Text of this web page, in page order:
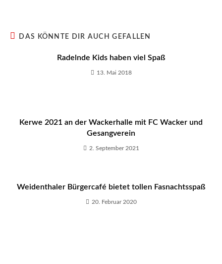
DAS KÖNNTE DIR AUCH GEFALLEN
Radelnde Kids haben viel Spaß
13. Mai 2018
Kerwe 2021 an der Wackerhalle mit FC Wacker und
Gesangverein
2. September 2021
Weidenthaler Bürgercafé bietet tollen Fasnachtsspaß
20. Februar 2020